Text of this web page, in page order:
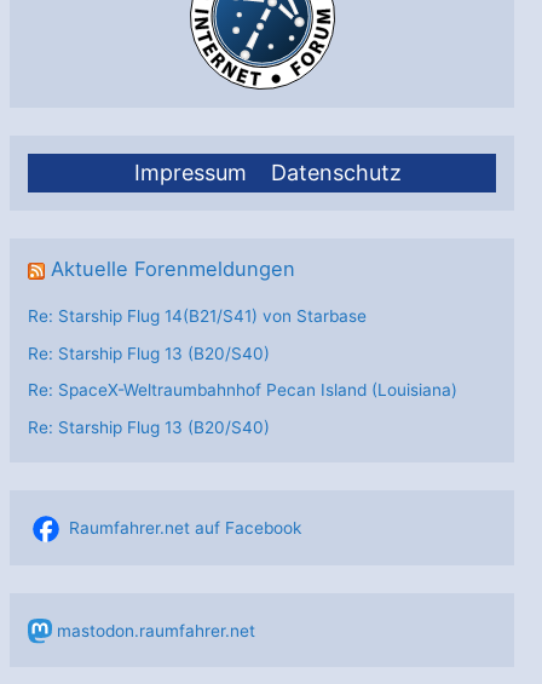
Impressum Datenschutz
Aktuelle Forenmeldungen
Re: Starship Flug 14(B21/S41) von Starbase
Re: Starship Flug 13 (B20/S40)
Re: SpaceX-Weltraumbahnhof Pecan Island (Louisiana)
Re: Starship Flug 13 (B20/S40)
Raumfahrer.net auf Facebook
mastodon.raumfahrer.net